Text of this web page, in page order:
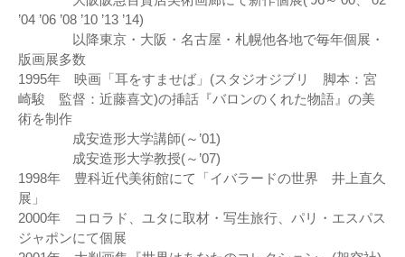
’04 ’06 ’08 ’10 ’13 ’14)
以降東京・大阪・名古屋・札幌他各地で毎年個展・
版画展多数
1995年 映画「耳をすませば」(スタジオジブリ 脚本：宮
崎駿 監督：近藤喜文)の挿話『バロンのくれた物語』の美
術を制作
成安造形大学講師(～’01)
成安造形大学教授(～’07)
1998年 豊科近代美術館にて「イバラードの世界 井上直久
展」
2000年 コロラド、ユタに取材・写生旅行、パリ・エスパス
ジャポンにて個展